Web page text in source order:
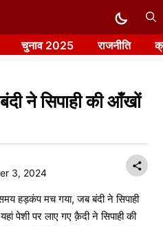
चुनाव 2025 राजनीति
ने सिपाही की आँखों
3, 2024
हड़कंप मच गया, जब बंदी ने सिपाही
पेशी पर लाए गए क़ैदी ने सिपाही की